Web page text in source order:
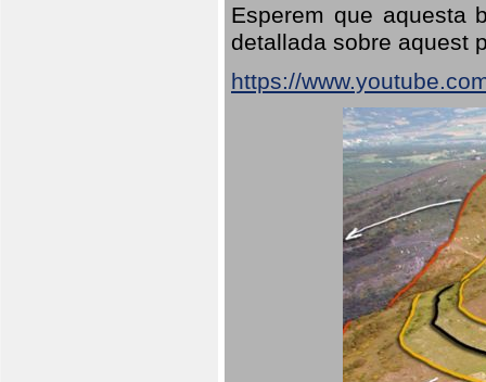
Esperem que aquesta
detallada sobre aquest
https://